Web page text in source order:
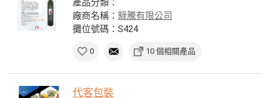
產品分類：
廠商名稱： 騄騰有限公司
攤位號碼：S424
0 10 個相關產品
代客包裝